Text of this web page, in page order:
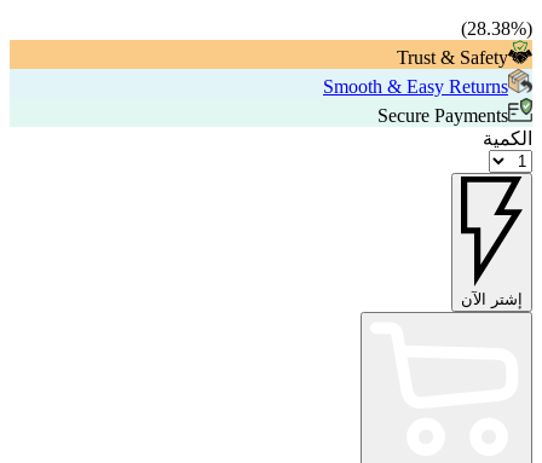
(
28.38%)
Trust & Safety
Smooth & Easy Returns
Secure Payments
الكمية
إشتر الآن